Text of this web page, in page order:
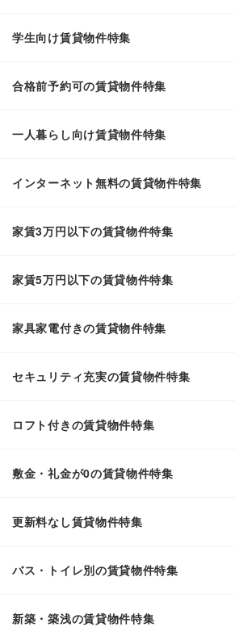
学生向け賃貸物件特集
合格前予約可の賃貸物件特集
一人暮らし向け賃貸物件特集
インターネット無料の賃貸物件特集
家賃3万円以下の賃貸物件特集
家賃5万円以下の賃貸物件特集
家具家電付きの賃貸物件特集
セキュリティ充実の賃貸物件特集
ロフト付きの賃貸物件特集
敷金・礼金が0の賃貸物件特集
更新料なし賃貸物件特集
バス・トイレ別の賃貸物件特集
新築・築浅の賃貸物件特集